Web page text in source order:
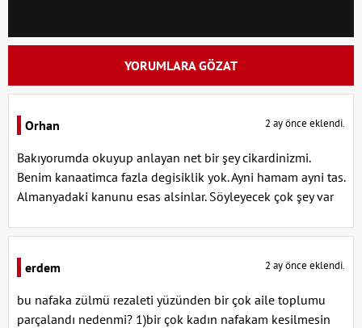
YORUMLARA GÖZAT
Orhan 2 ay önce eklendi.
Bakıyorumda okuyup anlayan net bir şey cikardinizmi.
Benim kanaatimca fazla degisiklik yok. Ayni hamam ayni tas.
Almanyadaki kanunu esas alsinlar. Söyleyecek çok şey var
erdem 2 ay önce eklendi.
bu nafaka zülmü rezaleti yüzünden bir çok aile toplumu
parçalandı nedenmi? 1)bir çok kadın nafakam kesilmesin